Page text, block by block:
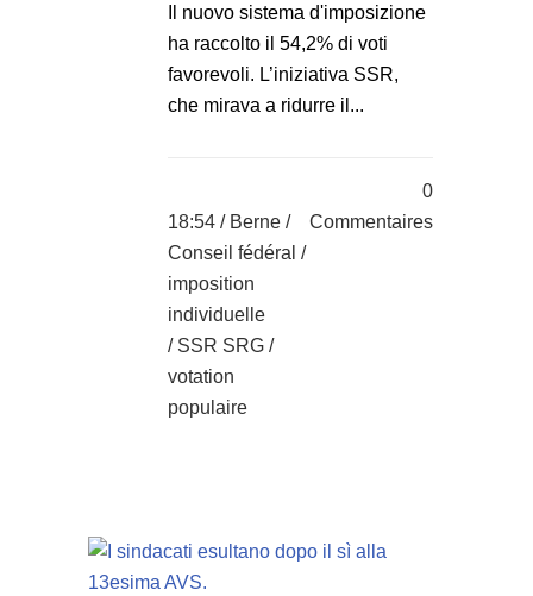
Il nuovo sistema d'imposizione
ha raccolto il 54,2% di voti
favorevoli. L’iniziativa SSR,
che mirava a ridurre il...
18:54 / Berne /
Conseil fédéral /
imposition
individuelle
/ SSR SRG /
votation
populaire
0
Commentaires